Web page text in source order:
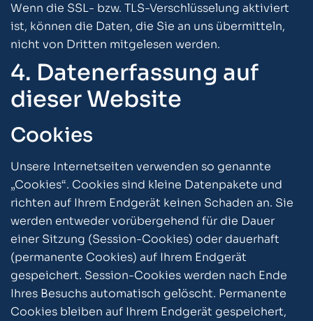
Wenn die SSL- bzw. TLS-Verschlüsselung aktiviert
ist, können die Daten, die Sie an uns übermitteln,
nicht von Dritten mitgelesen werden.
4. Datenerfassung auf
dieser Website
Cookies
Unsere Internetseiten verwenden so genannte
„Cookies“. Cookies sind kleine Datenpakete und
richten auf Ihrem Endgerät keinen Schaden an. Sie
werden entweder vorübergehend für die Dauer
einer Sitzung (Session-Cookies) oder dauerhaft
(permanente Cookies) auf Ihrem Endgerät
gespeichert. Session-Cookies werden nach Ende
Ihres Besuchs automatisch gelöscht. Permanente
Cookies bleiben auf Ihrem Endgerät gespeichert,